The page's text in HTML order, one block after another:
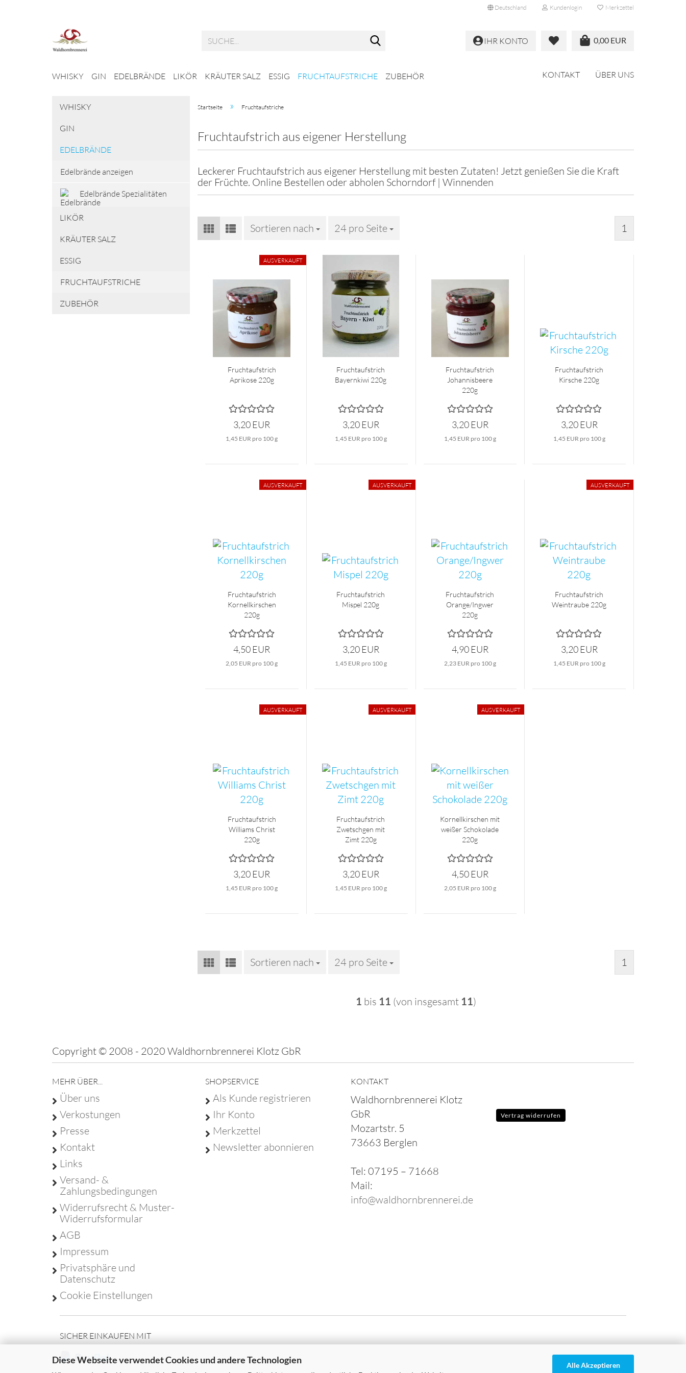
Diese Webseite verwendet Cookies und andere Technologien Alle Akzeptieren
Deutschland Kundenlogin Merkzettel
0,00 EUR
IHR KONTO
WHISKY GIN EDELBRÄNDE LIKÖR KRÄUTER SALZ ESSIG FRUCHTAUFSTRICHE ZUBEHÖR KONTAKT ÜBER UNS
Startseite » Fruchtaufstriche
Fruchtaufstrich aus eigener Herstellung
Leckerer Fruchtaufstrich aus eigener Herstellung mit besten Zutaten! Jetzt genießen Sie die Kraft
der Früchte. Online Bestellen oder abholen Schorndorf | Winnenden
Sortieren nach
Sortieren nach 24 pro Seite
pro Seite 1
AUSVERKAUFT
Fruchtaufstrich
Aprikose 220g
3,20 EUR
1,45 EUR pro 100 g
Fruchtaufstrich
Bayernkiwi 220g
3,20 EUR
1,45 EUR pro 100 g
Fruchtaufstrich
Johannisbeere
220g
3,20 EUR
1,45 EUR pro 100 g
Fruchtaufstrich
Kirsche 220g
3,20 EUR
1,45 EUR pro 100 g
AUSVERKAUFT
Fruchtaufstrich
Kornellkirschen
220g
4,50 EUR
2,05 EUR pro 100 g
AUSVERKAUFT
Fruchtaufstrich
Mispel 220g
3,20 EUR
1,45 EUR pro 100 g
Fruchtaufstrich
Orange/Ingwer
220g
4,90 EUR
2,23 EUR pro 100 g
AUSVERKAUFT
Fruchtaufstrich
Weintraube 220g
3,20 EUR
1,45 EUR pro 100 g
AUSVERKAUFT
Fruchtaufstrich
Williams Christ
220g
3,20 EUR
1,45 EUR pro 100 g
AUSVERKAUFT
Fruchtaufstrich
Zwetschgen mit
Zimt 220g
3,20 EUR
1,45 EUR pro 100 g
AUSVERKAUFT
Kornellkirschen mit
weißer Schokolade
220g
4,50 EUR
2,05 EUR pro 100 g
Sortieren nach
Sortieren nach 24 pro Seite
pro Seite 1
1 bis 11 (von insgesamt 11)
WHISKY
GIN
EDELBRÄNDE
Edelbrände anzeigen
Edelbrände Spezialitäten
LIKÖR
KRÄUTER SALZ
ESSIG
FRUCHTAUFSTRICHE
ZUBEHÖR
Copyright © 2008 - 2020 Waldhornbrennerei Klotz GbR
MEHR ÜBER...
Über uns
Verkostungen
Presse
Kontakt
Links
Versand- &
Zahlungsbedingungen
Widerrufsrecht & Muster-
Widerrufsformular
AGB
Impressum
Privatsphäre und
Datenschutz
Cookie Einstellungen
SHOPSERVICE
Als Kunde registrieren
Ihr Konto
Merkzettel
Newsletter abonnieren
KONTAKT
Waldhornbrennerei Klotz
GbR
Mozartstr. 5
73663 Berglen
Tel: 07195 – 71668
Mail:
info@waldhornbrennerei.de
Vertrag widerrufen
SICHER EINKAUFEN MIT